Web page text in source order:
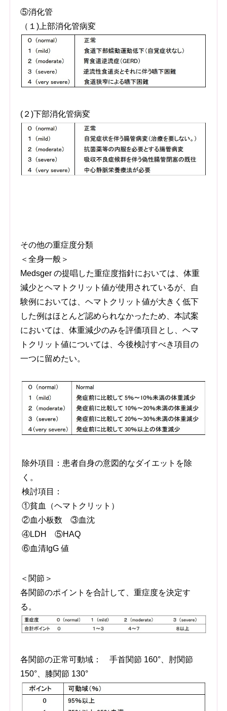
⑤消化管
（１)上部消化管病変
(２)下部消化管病変
その他の重症度分類
＜全身一般＞
Medsger の提唱した重症度指針においては、体重
減少とヘマトクリット値が使用されているが、自
験例においては、ヘマトクリット値が大きく低下
した例はほとんど認められなかったため、本試案
においては、体重減少のみを評価項目とし、ヘマ
トクリット値については、今後検討すべき項目の
一つに留めたい。
除外項目：患者自身の意図的なダイエットを除
く。
検討項目：
①貧血（ヘマトクリット）
②血小板数 ③血沈
④LDH ⑤HAQ
⑥血清IgG 値
＜関節＞
各関節のポイントを合計して、重症度を決定す
る。
各関節の正常可動域： 手首関節 160°、肘関節
150°、膝関節 130°